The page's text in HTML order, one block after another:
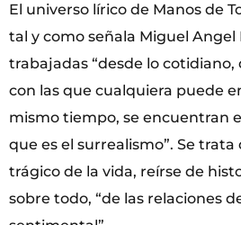
El universo lírico de Manos de
tal y como señala Miguel Angel
trabajadas “desde lo cotidiano,
con las que cualquiera puede
mismo tiempo, se encuentran
que es el surrealismo”. Se
trágico de la vida, reírse de
sobre todo, “de las relaciones